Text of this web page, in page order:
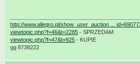
http://www.allegro.pl/show_user_auction ...
viewtopic.php?f=46&t=2285 - SPRZEDAM
viewtopic.php?f=47&t=925 - KUPIE
gg 8738222